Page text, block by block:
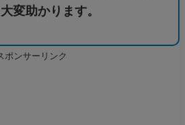
変助かります。
ポンサーリンク